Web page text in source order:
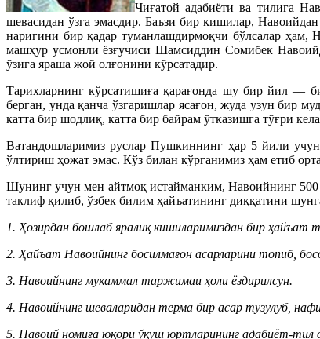
Чиғатой адабиёти ва тилига
шевасидан ўзга эмасдир. Баъзи бир кишилар,
наригини бир қадар туманлашдирмоқчи бўлсалар ҳам,
машҳур усмонли ёзғучиси Шамсиддин Сомибек
ўзига яраша жой олғонини кўрсатадир.
Тарихларнинг кўрсатишиға қарағонда шу бир йил —
берган, унда қанча ўзгаришлар ясағон, жуда узун бир
катта бир шодлиқ, катта бир байрам ўтказишга тўғри
Ватандошларимиз руслар Пушкиннинг ҳар 5 йили учун
ўлтириш ҳожат эмас. Кўз билан кўрганимиз ҳам етиб
Шунинг учун мен айтмоқ истайманким, Навоийнинг 500
таклиф қилиб, ўзбек билим ҳайъатининг диққатини
1. Ҳозирдан бошлаб яралиқ кишиларимиздан бир ҳайъат
2. Ҳайъат Навоийнинг босилмағон асарларини топиб,
3. Навоийнинг мукаммал таржимаи ҳоли ёздирилсун.
4. Навоийнинг шеваларидан терма бир асар тузулуб,
5. Навоий номиға юқори ўқуш юртларининг адабиёт-тил